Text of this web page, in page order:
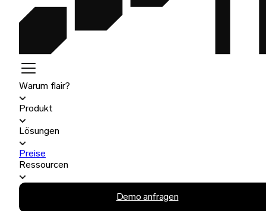
Warum flair?
Produkt
Lösungen
Preise
Ressourcen
Demo anfragen